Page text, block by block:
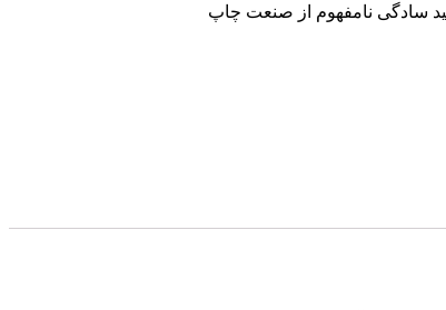
سادگی نامفهوم از صنعت چاپ